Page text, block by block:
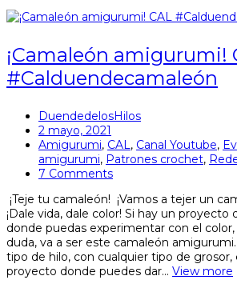
¡Camaleón amigurumi!
#Calduendecamaleón
DuendedelosHilos
2 mayo, 2021
Amigurumi, CAL, Canal Youtube,
amigurumi, Patrones crochet,
7 Comments
¡Teje tu camaleón! ¡Vamos a tejer un
¡Dale vida, dale color! Si hay un proyecto
donde puedas experimentar con el
duda, va a ser este camaleón
tipo de hilo, con cualquier tipo de grosor,
proyecto donde puedes dar… View more